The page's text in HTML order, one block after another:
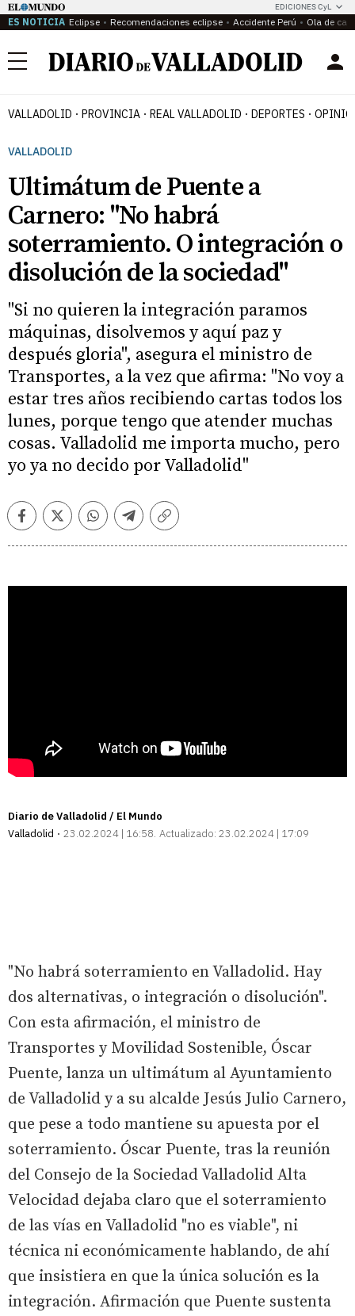
EDICIONES CyL
ES NOTICIA Eclipse Recomendaciones eclipse Accidente Perú Ola de
Menú
VALLADOLID PROVINCIA REAL VALLADOLID DEPORTES
VALLADOLID
Ultimátum de Puente a
Carnero: "No habrá
soterramiento. O integración o
disolución de la sociedad"
"Si no quieren la integración paramos
máquinas, disolvemos y aquí paz y
después gloria", asegura el ministro de
Transportes, a la vez que afirma: "No voy a
estar tres años recibiendo cartas todos los
lunes, porque tengo que atender muchas
cosas. Valladolid me importa mucho, pero
yo ya no decido por Valladolid"
FacebookTwitterWhatsappTelegramCopiar
Diario de Valladolid / El Mundo
Valladolid
23.02.2024 | 16:58 Actualizado: 23.02.2024 | 17:09
"No habrá soterramiento en Valladolid. Hay
dos alternativas, o integración o disolución".
Con esta afirmación, el ministro de
Transportes y Movilidad Sostenible, Óscar
Puente, lanza un ultimátum al Ayuntamiento
de Valladolid y a su alcalde Jesús Julio Carnero,
que pese a todo mantiene su apuesta por el
soterramiento. Óscar Puente, tras la reunión
del Consejo de la Sociedad Valladolid Alta
Velocidad dejaba claro que el soterramiento
de las vías en Valladolid "no es viable", ni
técnica ni económicamente hablando, de ahí
que insistiera en que la única solución es la
integración. Afirmación que Puente sustenta